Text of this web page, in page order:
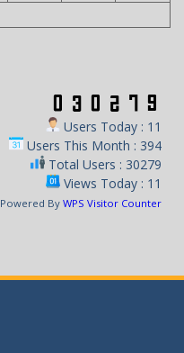
Users Today : 11
Users This Month : 394
Total Users : 30279
Views Today : 11
Powered By WPS Visitor Counter